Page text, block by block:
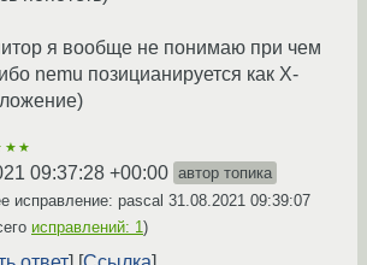
я вообще не понимаю при чем
nemu позицианируется как X-
09:37:28 +00:00 автор топика
исправление: pascal 31.08.2021 09:39:07
исправлений: 1)